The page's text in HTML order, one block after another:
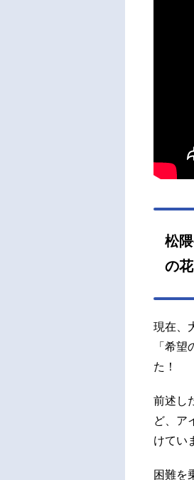
松
の
現在、
「希
た！
前述し
ど、ア
けてい
困難を